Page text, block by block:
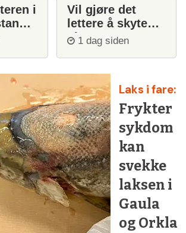
i
Vil gjøre det
lettere å skyte
ulv1 dag siden
Laks i fare:
Frykter
sykdom
kan
svekke
laksen i
Gaula
og Orkla